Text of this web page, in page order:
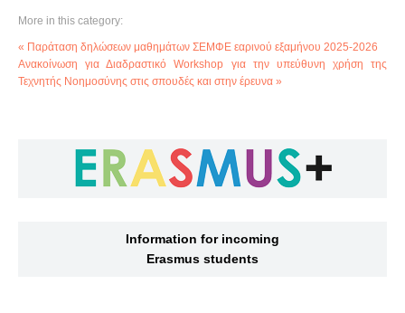
More in this category:
« Παράταση δηλώσεων μαθημάτων ΣΕΜΦΕ εαρινού εξαμήνου 2025-2026
Ανακοίνωση για Διαδραστικό Workshop για την υπεύθυνη χρήση της
Τεχνητής Νοημοσύνης στις σπουδές και στην έρευνα »
Information for incoming
Erasmus students